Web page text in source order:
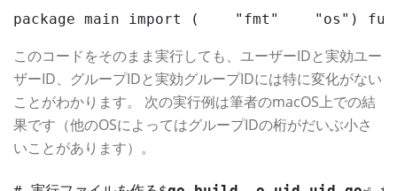
package main import (    "fmt"    "os")
このコードをそのまま実行しても、ユーザーIDと実効ユー
ザーID、グループIDと実効グループIDには特に変化がない
ことがわかります。 次の実行例は筆者のmacOS上での結
果です（他のOSによってはグループIDの桁がだいぶ小さ
いことがあります）。